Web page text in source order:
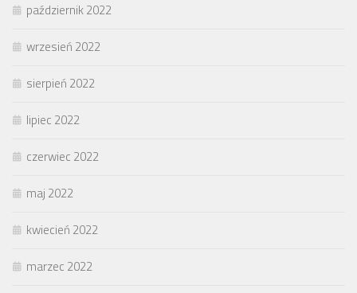
październik 2022
wrzesień 2022
sierpień 2022
lipiec 2022
czerwiec 2022
maj 2022
kwiecień 2022
marzec 2022